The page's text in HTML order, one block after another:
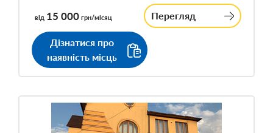
від 15 000 грн/місяц Перегляд
Дізнатися про
наявність місць